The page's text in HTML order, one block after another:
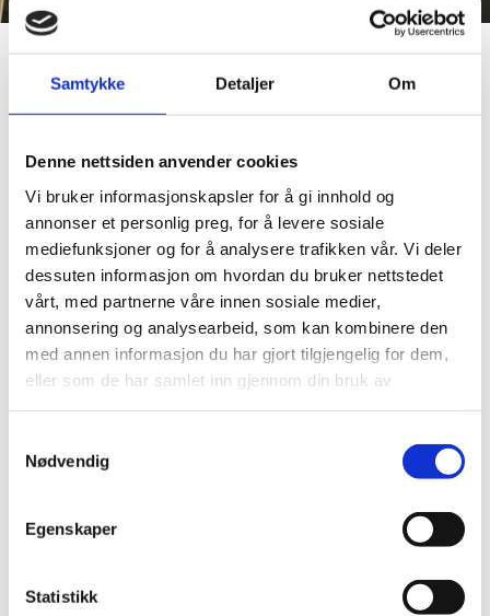
Samtykke Detaljer Om
Denne nettsiden anvender cookies
Vi bruker informasjonskapsler for å gi innhold og
annonser et personlig preg, for å levere sosiale
mediefunksjoner og for å analysere trafikken vår. Vi deler
dessuten informasjon om hvordan du bruker nettstedet
vårt, med partnerne våre innen sosiale medier,
annonsering og analysearbeid, som kan kombinere den
med annen informasjon du har gjort tilgjengelig for dem,
eller som de har samlet inn gjennom din bruk av
Nødvendig
Egenskaper
Statistikk